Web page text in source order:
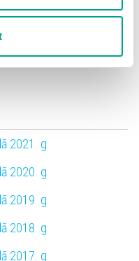
Jūs varat mainīt
iespēja atsaukt savu
II) eksāmens 2024. g.
2021. g.
2020. g.
2019. g.
2018. g.
2017. g.